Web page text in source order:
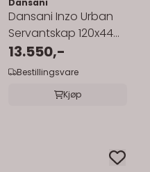
Dansani Inzo Urban
Servantskap 120x44
cm med glatt front
for dobbel ...
13.550,-
Bestillingsvare
Kjøp